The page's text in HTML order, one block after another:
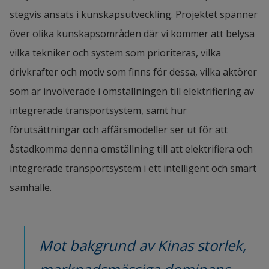
experiences and knowledge on battery swapping
for the benefit of Swedish actors. More than 200
people participated in the webinar. This report is a
summary of the webinar.
A System Approach to Eletrification of
Transportation – An International
Comparison
Läs rapporten pdf, 5.4 MB, öppnas i nytt fönster.
Multidimensional Readiness Index for
Electrification of Transportation System in
China, Norway, and Sweden
stegvis ansats i kunskapsutveckling. Projektet spänner
över olika kunskapsområden där vi kommer att belysa
vilka tekniker och system som prioriteras, vilka
drivkrafter och motiv som finns för dessa, vilka aktörer
som är involverade i omställningen till elektrifiering av
integrerade transportsystem, samt hur
förutsättningar och affärsmodeller ser ut för att
åstadkomma denna omställning till att elektrifiera och
integrerade transportsystem i ett intelligent och smart
samhälle.
Mot bakgrund av Kinas storlek,